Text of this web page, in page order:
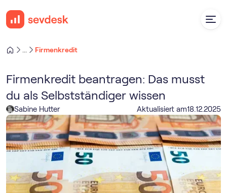
Firmenkredit
Firmenkredit beantragen: Das musst
du als Selbstständiger wissen
Sabine Hutter Aktualisiert am18.12.2025